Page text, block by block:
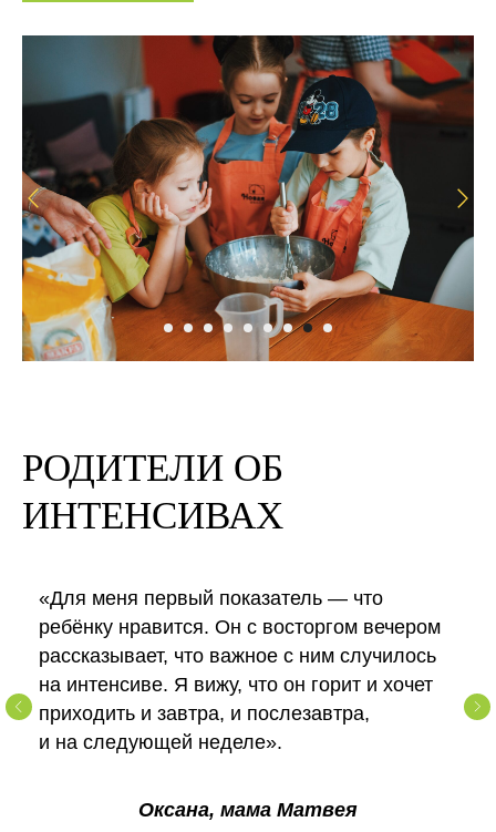
РОДИТЕЛИ ОБ
ИНТЕНСИВАХ
«Для меня первый показатель — что
ребёнку нравится. Он с восторгом вечером
рассказывает, что важное с ним случилось
на интенсиве. Я вижу, что он горит и хочет
приходить и завтра, и послезавтра,
и на следующей неделе».
Оксана, мама Матвея